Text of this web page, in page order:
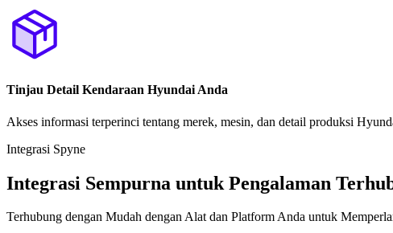
Tinjau Detail Kendaraan Hyundai Anda
Akses informasi terperinci tentang merek, mesin, dan detail produksi
Integrasi Spyne
Integrasi Sempurna untuk Pengalaman
Terhubung dengan Mudah dengan Alat dan Platform Anda untuk